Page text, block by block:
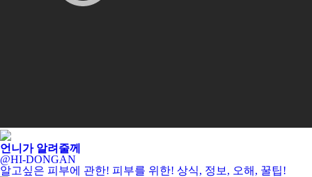
언니가 알려줄께
@HI-DONGAN
알고싶은 피부에 관한! 피부를 위한! 상식, 정보, 오해, 꿀팁!